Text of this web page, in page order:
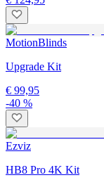
MotionBlinds
Upgrade Kit
€ 99,95
-40 %
Ezviz
HB8 Pro 4K Kit